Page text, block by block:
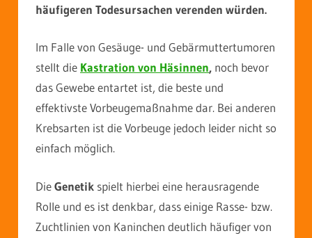
häufigeren Todesursachen verenden würden.
Im Falle von Gesäuge- und Gebärmuttertumoren
stellt die Kastration von Häsinnen, noch bevor
das Gewebe entartet ist, die beste und
effektivste Vorbeugemaßnahme dar. Bei anderen
Krebsarten ist die Vorbeuge jedoch leider nicht so
einfach möglich.
DieGenetik spielt hierbei eine herausragende
Rolle und es ist denkbar, dass einige Rasse- bzw.
Zuchtlinien von Kaninchen deutlich häufiger von